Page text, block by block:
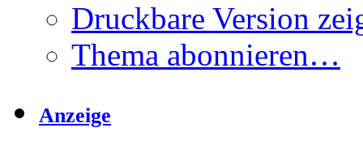
Druckbare Version
Thema abonnieren…
Anzeige